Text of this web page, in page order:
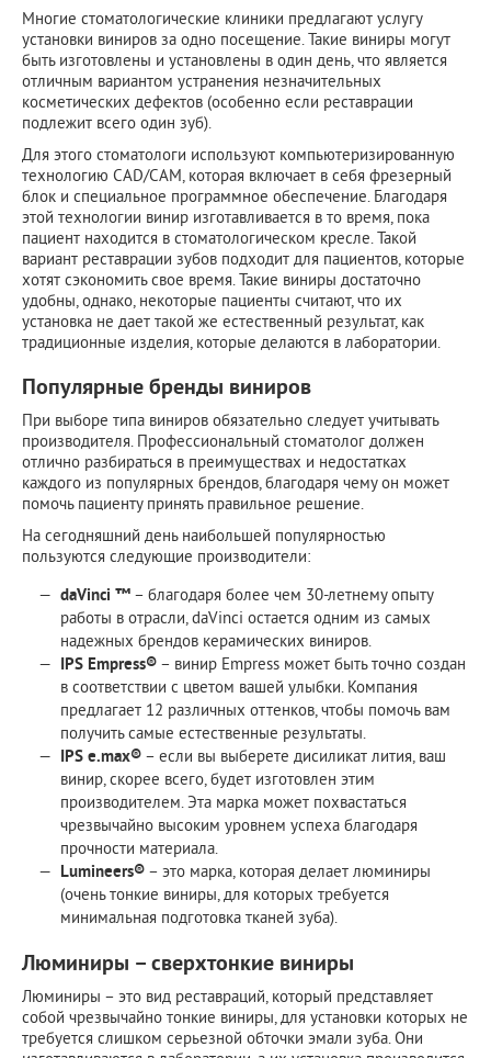
Многие стоматологические клиники предлагают услугу
установки виниров за одно посещение. Такие виниры могут
быть изготовлены и установлены в один день, что является
отличным вариантом устранения незначительных
косметических дефектов (особенно если реставрации
подлежит всего один зуб).
Для этого стоматологи используют компьютеризированную
технологию CAD/CAM, которая включает в себя фрезерный
блок и специальное программное обеспечение. Благодаря
этой технологии винир изготавливается в то время, пока
пациент находится в стоматологическом кресле. Такой
вариант реставрации зубов подходит для пациентов, которые
хотят сэкономить свое время. Такие виниры достаточно
удобны, однако, некоторые пациенты считают, что их
установка не дает такой же естественный результат, как
традиционные изделия, которые делаются в лаборатории.
Популярные бренды виниров
При выборе типа виниров обязательно следует учитывать
производителя. Профессиональный стоматолог должен
отлично разбираться в преимуществах и недостатках
каждого из популярных брендов, благодаря чему он может
помочь пациенту принять правильное решение.
На сегодняшний день наибольшей популярностью
пользуются следующие производители:
daVinci ™ – благодаря более чем 30-летнему опыту
работы в отрасли, daVinci остается одним из самых
надежных брендов керамических виниров.
IPS Empress® – винир Empress может быть точно создан
в соответствии с цветом вашей улыбки. Компания
предлагает 12 различных оттенков, чтобы помочь вам
получить самые естественные результаты.
IPS e.max® – если вы выберете дисиликат лития, ваш
винир, скорее всего, будет изготовлен этим
производителем. Эта марка может похвастаться
чрезвычайно высоким уровнем успеха благодаря
прочности материала.
Lumineers® – это марка, которая делает люминиры
(очень тонкие виниры, для которых требуется
минимальная подготовка тканей зуба).
Люминиры – сверхтонкие виниры
Люминиры – это вид реставраций, который представляет
собой чрезвычайно тонкие виниры, для установки которых не
требуется слишком серьезной обточки эмали зуба. Они